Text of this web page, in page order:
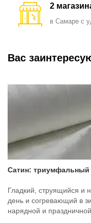
2
в Самаре с
Вас
Сатин: триумфальный
Гладкий, струящийся и
день и согревающий в
нарядной и